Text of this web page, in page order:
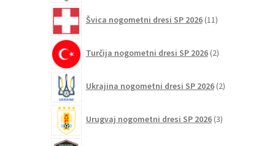
Švica nogometni dresi SP 2026 11izdelkov
Turčija nogometni dresi SP 2026 2izdelka
Ukrajina nogometni dresi SP 2026 2izdelka
Urugvaj nogometni dresi SP 2026 3izdelki